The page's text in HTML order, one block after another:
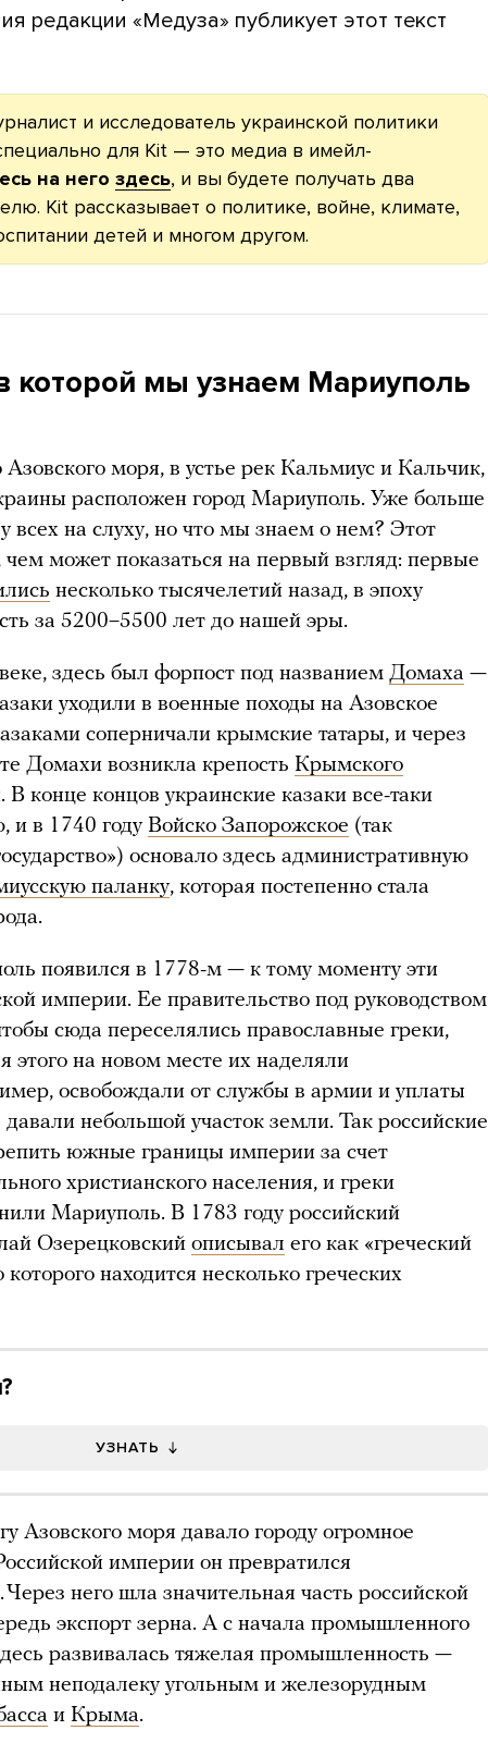
редакции «Медуза» публикует этот текст
и исследователь украинской политики
для Kit — это медиа в имейл-
на него здесь, и вы будете получать два
Kit рассказывает о политике, войне, климате,
детей и многом другом.
которой мы узнаем Мариуполь
моря, в устье рек Кальмиус и Кальчик,
расположен город Мариуполь. Уже больше
всех на слуху, но что мы знаем о нем? Этот
чем может показаться на первый взгляд: первые
несколько тысячелетий назад, в эпоху
за 5200–5500 лет до нашей эры.
здесь был форпост под названием Домаха —
уходили в военные походы на Азовское
соперничали крымские татары, и через
Домахи возникла крепость Крымского
конце концов украинские казаки все-таки
и в 1740 году Войско Запорожское (так
основало здесь административную
паланку, которая постепенно стала
появился в 1778-м — к тому моменту эти
империи. Ее правительство под руководством
сюда переселялись православные греки,
на новом месте их наделяли
освобождали от службы в армии и уплаты
давали небольшой участок земли. Так российские
южные границы империи за счет
христианского населения, и греки
Мариуполь. В 1783 году российский
Озерецковский описывал его как «греческий
находится несколько греческих
УЗНАТЬ
Азовского моря давало городу огромное
империи он превратился
Через него шла значительная часть российской
экспорт зерна. А с начала промышленного
развивалась тяжелая промышленность —
неподалеку угольным и железорудным
и Крыма.